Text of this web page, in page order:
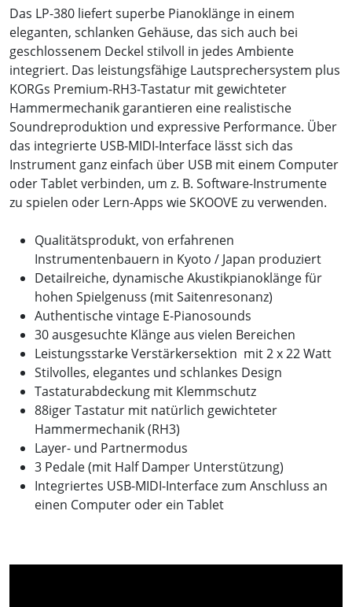
Das LP-380 liefert superbe Pianoklänge in einem
eleganten, schlanken Gehäuse, das sich auch bei
geschlossenem Deckel stilvoll in jedes Ambiente
integriert. Das leistungsfähige Lautsprechersystem plus
KORGs Premium-RH3-Tastatur mit gewichteter
Hammermechanik garantieren eine realistische
Soundreproduktion und expressive Performance. Über
das integrierte USB-MIDI-Interface lässt sich das
Instrument ganz einfach über USB mit einem Computer
oder Tablet verbinden, um z. B. Software-Instrumente
zu spielen oder Lern-Apps wie SKOOVE zu verwenden.
Qualitätsprodukt, von erfahrenen
Instrumentenbauern in Kyoto / Japan produziert
Detailreiche, dynamische Akustikpianoklänge für
hohen Spielgenuss (mit Saitenresonanz)
Authentische vintage E-Pianosounds
30 ausgesuchte Klänge aus vielen Bereichen
Leistungsstarke Verstärkersektion mit 2 x 22 Watt
Stilvolles, elegantes und schlankes Design
Tastaturabdeckung mit Klemmschutz
88iger Tastatur mit natürlich gewichteter
Hammermechanik (RH3)
Layer- und Partnermodus
3 Pedale (mit Half Damper Unterstützung)
Integriertes USB-MIDI-Interface zum Anschluss an
einen Computer oder ein Tablet